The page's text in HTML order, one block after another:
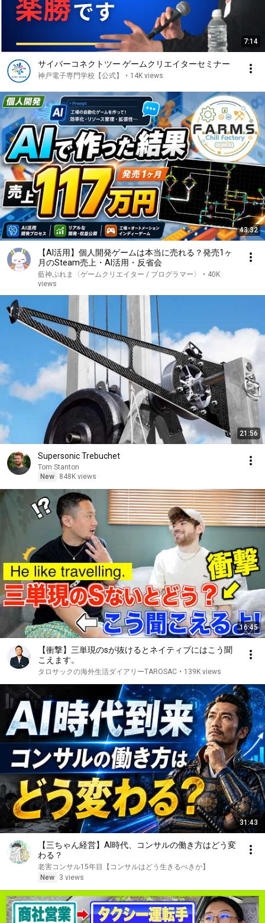
7:14
サイバーコネクトツー ゲームクリエイターセミナー
神戸電子専門学校【公式】 • 14K views
43:32
【AI活用】個人開発ゲームは本当に売れる？発売1ヶ
月のSteam売上・AI活用・反省会
藍神ぷれま〈ゲームクリエイター / プログラマー〉 • 40K
views
21:56
Supersonic Trebuchet
Tom Stanton
New
848K views
16:45
【衝撃】三単現のsが抜けるとネイティブにはこう聞
こえます。
タロサックの海外生活ダイアリーTAROSAC • 139K views
31:43
【三ちゃん経営】AI時代、コンサルの働き方はどう変
わる？
老害コンサル15年目【コンサルはどう生きるべきか】
New
3 views